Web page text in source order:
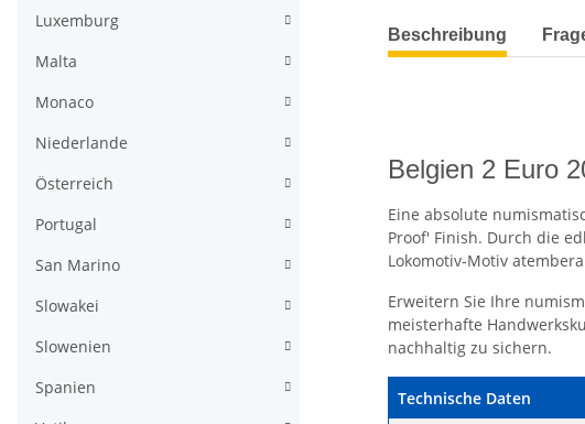
weitere Registerkarten
Beschreibung
Belgien 2 Euro
Eine absolute
Proof' Finish. Durch die
Lokomotiv-Motiv
Erweitern Sie Ihre
meisterhafte
nachhaltig zu sichern.
Technische Daten
Luxemburg
Malta
Monaco
Niederlande
Österreich
Portugal
San Marino
Slowakei
Slowenien
Spanien